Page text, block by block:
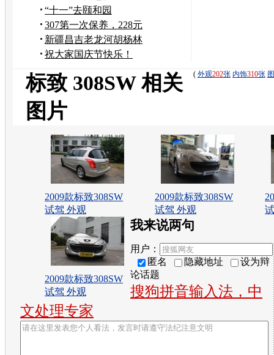
“十一”去颐和园
307第一次保养，228元
新疆昌吉老龙河胡杨林
祝大家国庆节快乐！
( 外观202张 内饰310张
标致 308SW 相关
图片
2009款标致308SW
试驾 外观
2009款标致308SW
试驾 外观
2009款标致308SW
试驾 外观
我来说两句
用户：
匿名
隐藏地址
设为辩
论话题
搜狗拼音输入法，中
文处理专家